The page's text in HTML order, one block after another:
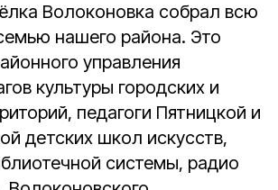
Волоконовка собрал всю
нашего района. Это
управления
культуры городских и
педагоги Пятницкой и
детских школ искусств,
системы, радио